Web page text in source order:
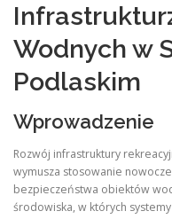
Wodnych w
Podlaskim
Wprowadzenie
Rozwój infrastruktury
wymusza stosowanie
bezpieczeństwa obiektów
środowiska, w których